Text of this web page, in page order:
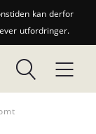
kan derfor
utfordringer.